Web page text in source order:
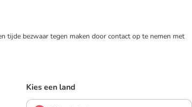
tijde bezwaar tegen maken door contact op te nemen met
Kies een land